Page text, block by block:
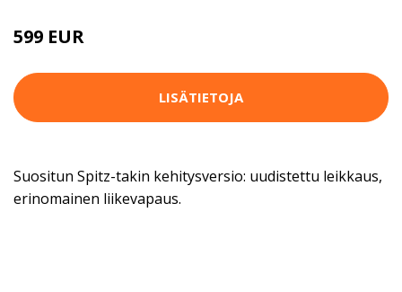
599 EUR
LISÄTIETOJA
Suositun Spitz-takin kehitysversio: uudistettu leikkaus,
erinomainen liikevapaus.